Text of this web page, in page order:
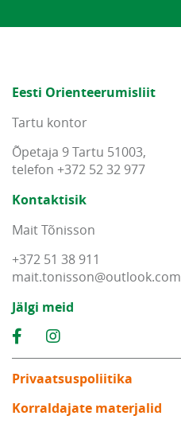
Eesti Orienteerumisliit
Tartu kontor
Õpetaja 9 Tartu 51003,
telefon +372 52 32 977
Kontaktisik
Mait Tõnisson
+372 51 38 911
mait.tonisson@outlook.com
Jälgi meid
Privaatsuspoliitika
Korraldajate materjalid